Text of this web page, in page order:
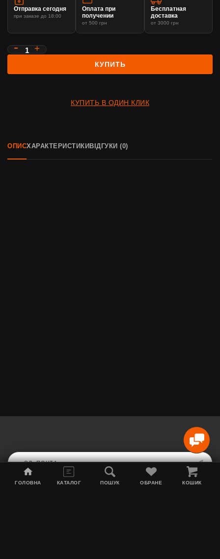
КУПИТЬ
КУПИТЬ В ОДИН КЛИК
Отправка сегодня
при заказе до 18:00
Оплата при
получении
от 500 грн
Бесплатная
доставка
от 3000 грн
ОПИСХАРАКТЕРИСТИКИ ВІДГУКИ (0)
ГОЛОВНА КАТАЛОГ ПОШУК ОБРАНЕ КОШИК